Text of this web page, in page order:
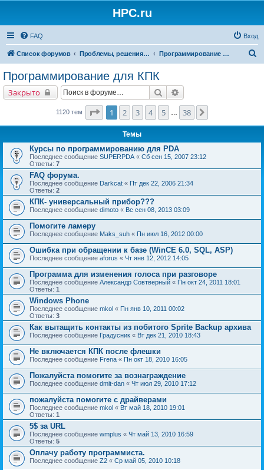
HPC.ru
FAQ Вход
Список форумов Проблемы, решения, советы Программирование для КПК
Программирование для КПК
Закрыто Поиск
1120 тем Страница1 из
1 2 3 4 5 38
Темы
Курсы по программированию для PDA
Последнее сообщение SUPERPDA « Сб сен 15, 2007 23:12
Ответы: 7
FAQ форума.
Последнее сообщение Darkcat « Пт дек 22, 2006 21:34
Ответы: 2
КПК- универсальный прибор???
Последнее сообщение dimoto « Вс сен 08, 2013 03:09
Помогите ламеру
Последнее сообщение Maks_suh « Пн июл 16, 2012 00:00
Ошибка при обращении к базе (WinCE 6.0, SQL, ASP)
Последнее сообщение aforus « Чт янв 12, 2012 14:05
Программа для изменения голоса при разговоре
Последнее сообщение Александр Совтверный « Пн окт 24, 2011 18:01
Ответы: 1
Windows Phone
Последнее сообщение mkol « Пн янв 10, 2011 00:02
Ответы: 3
Как вытащить контакты из побитого Sprite Backup архива
Последнее сообщение Градусник « Вт дек 21, 2010 18:43
Не включается КПК после флешки
Последнее сообщение Frena « Пн окт 18, 2010 16:05
Пожалуйста помогите за вознаграждение
Последнее сообщение dmit-dan « Чт июл 29, 2010 17:12
пожалуйста помогите с драйверами
Последнее сообщение mkol « Вт май 18, 2010 19:01
Ответы: 1
5$ за URL
Последнее сообщение wmplus « Чт май 13, 2010 16:59
Ответы: 5
Оплачу работу программиста.
Последнее сообщение Z2 « Ср май 05, 2010 10:18